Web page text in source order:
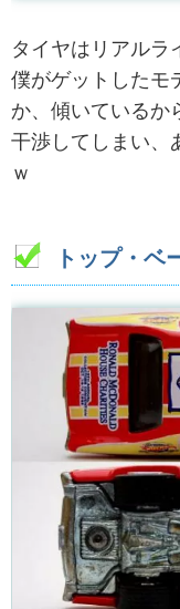
タイヤはリアルラ
僕がゲットしたモ
か、傾いているか
干渉してしまい、
ｗ
トップ・ベ